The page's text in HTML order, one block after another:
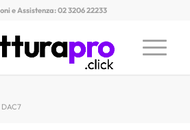
e Assistenza: 02 3206 22233
DAC7